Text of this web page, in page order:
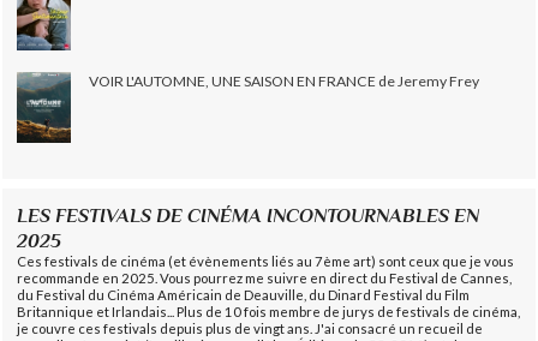
VOIR L'AUTOMNE, UNE SAISON EN FRANCE de Jeremy Frey
LES FESTIVALS DE CINÉMA INCONTOURNABLES EN
2025
Ces festivals de cinéma (et évènements liés au 7ème art) sont ceux que je vous
recommande en 2025. Vous pourrez me suivre en direct du Festival de Cannes,
du Festival du Cinéma Américain de Deauville, du Dinard Festival du Film
Britannique et Irlandais... Plus de 10 fois membre de jurys de festivals de cinéma,
je couvre ces festivals depuis plus de vingt ans. J'ai consacré un recueil de